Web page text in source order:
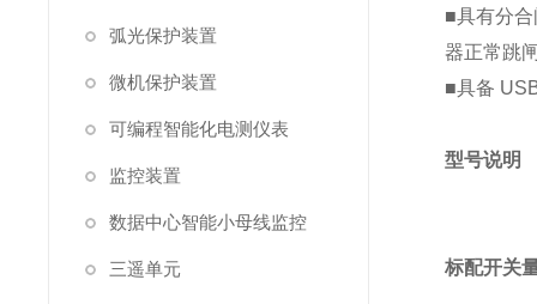
■具有分
器正常跳
■具备
型号说明
标配开关
弧光保护装置
微机保护装置
可编程智能化电测仪表
监控装置
数据中心智能小母线监控
三遥单元